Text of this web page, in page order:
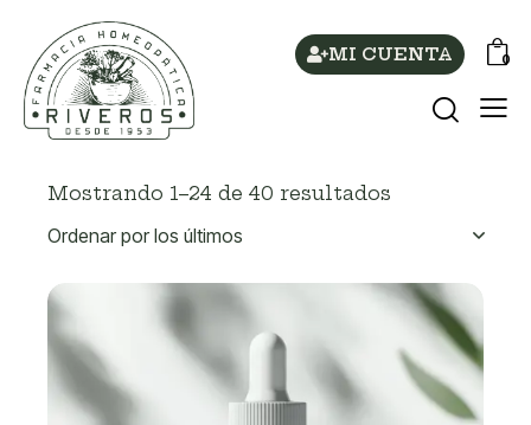
MI CUENTA 0
Mostrando 1–24 de 40 resultados